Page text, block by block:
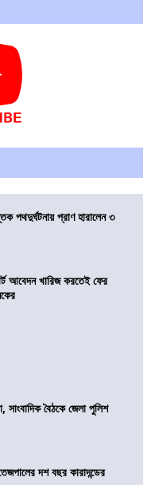
পথদুর্ঘটনায় প্রাণ হারালেন ৩
আবেদন খারিজ করতেই ফের
সাংবাদিক বৈঠকে জেলা পুলিশ
দশ বছর কারাদন্ডের